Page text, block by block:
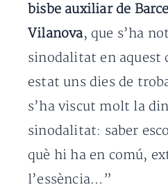
bisbe auxiliar de
Vilanova, que s’ha
sinodalitat en aquest
estat uns dies de
s’ha viscut molt la
sinodalitat: saber
què hi ha en comú,
l’essència…”